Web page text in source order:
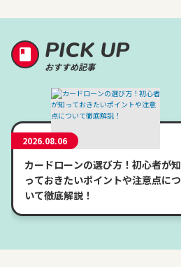
PICK UP
おすすめ記事
2026.08.06
カードローンの選び方！初心者が知
っておきたいポイントや注意点につ
いて徹底解説！